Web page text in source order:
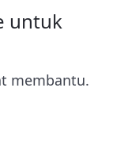
untuk
membantu.